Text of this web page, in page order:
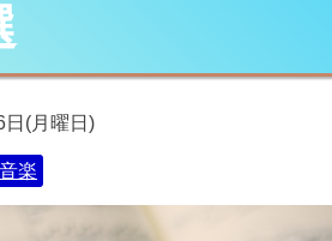
日(月曜日)
音楽